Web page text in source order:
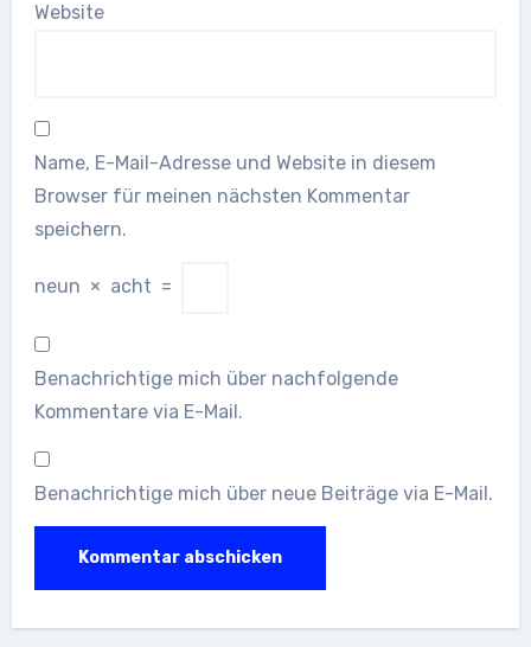
Website
Name, E-Mail-Adresse und Website in diesem
Browser für meinen nächsten Kommentar
speichern.
neun × acht =
Benachrichtige mich über nachfolgende
Kommentare via E-Mail.
Benachrichtige mich über neue Beiträge via E-Mail.